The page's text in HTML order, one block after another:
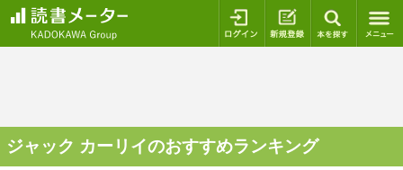
ログイン 新規登録
ジャック カーリイのおすすめランキング